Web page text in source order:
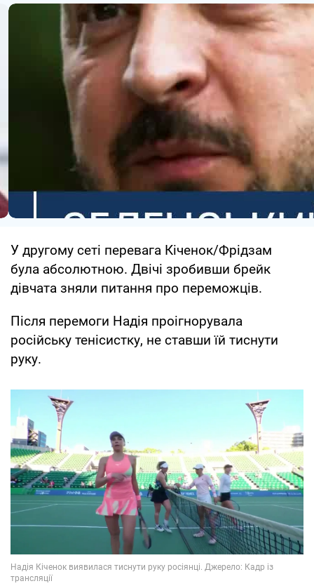
У другому сеті перевага Кіченок/Фрідзам
була абсолютною. Двічі зробивши брейк
дівчата зняли питання про переможців.
Після перемоги Надія проігнорувала
російську тенісистку, не ставши їй тиснути
руку.